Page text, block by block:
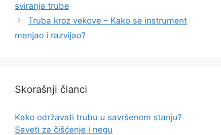
sviranja trube
Truba kroz vekove – Kako se instrument
menjao i razvijao?
Skorašnji članci
Kako održavati trubu u savršenom stanju?
Saveti za čišćenje i negu